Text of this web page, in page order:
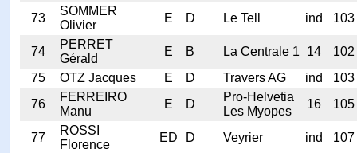
73
SOMMER
Olivier
E D Le Tell ind 103
74
PERRET
Gérald
E B La Centrale 1 14
102
75
OTZ Jacques E D Travers AG ind
103
76
FERREIRO
Manu
E D
Pro-Helvetia
Les Myopes
16 105
77
ROSSI
Florence
ED D Veyrier ind 107